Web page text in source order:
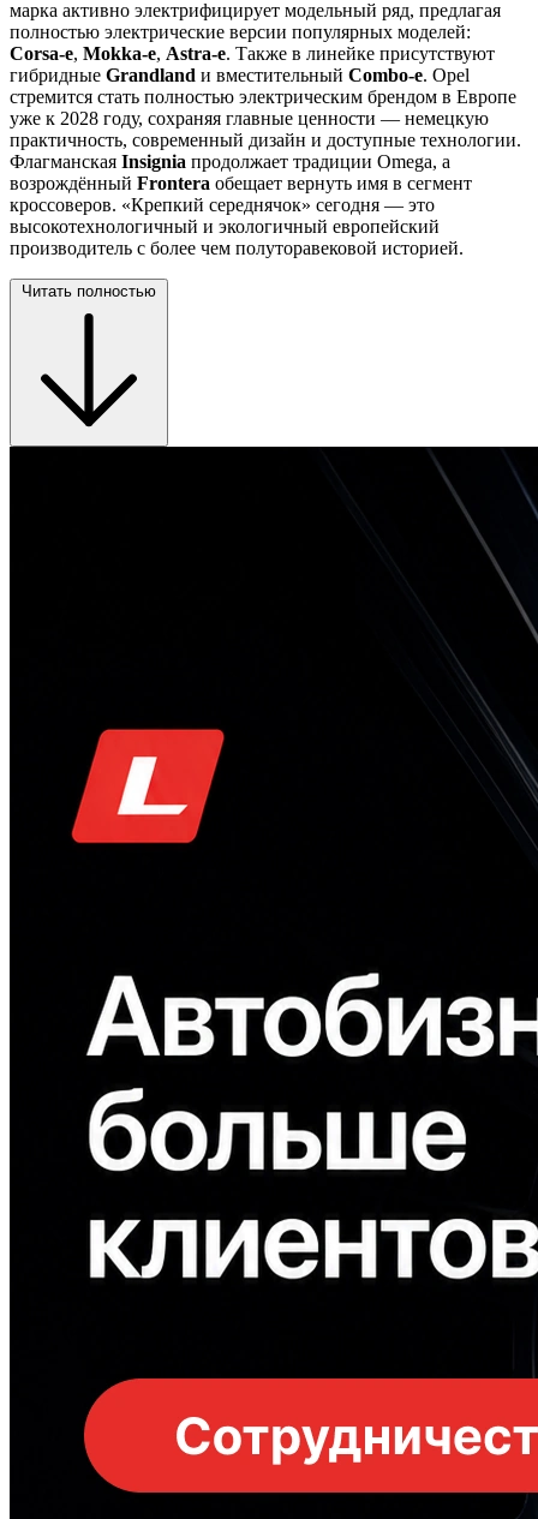
марка активно электрифицирует модельный ряд, предлагая
полностью электрические версии популярных моделей:
Corsa‑e, Mokka‑e, Astra‑e. Также в линейке присутствуют
гибридные Grandland и вместительный Combo‑e. Opel
стремится стать полностью электрическим брендом в Европе
уже к 2028 году, сохраняя главные ценности — немецкую
практичность, современный дизайн и доступные технологии.
Флагманская Insignia продолжает традиции Omega, а
возрождённый Frontera обещает вернуть имя в сегмент
кроссоверов. «Крепкий середнячок» сегодня — это
высокотехнологичный и экологичный европейский
производитель с более чем полуторавековой историей.
Читать полностью